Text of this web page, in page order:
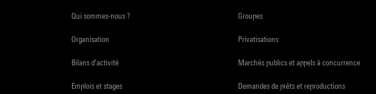
Qui sommes-nous ?
Organisation
Bilans d'activité
Emplois et stages
Groupes
Privatisations
Marchés publics et appels à concurrence
Demandes de prêts et reproductions